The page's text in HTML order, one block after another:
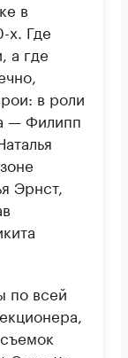
в
х. Где
а где
в роли
— Филипп
Эрнст,
по всей